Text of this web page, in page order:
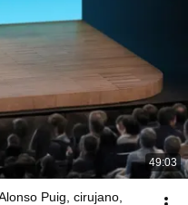
49:03
Puig, cirujano,